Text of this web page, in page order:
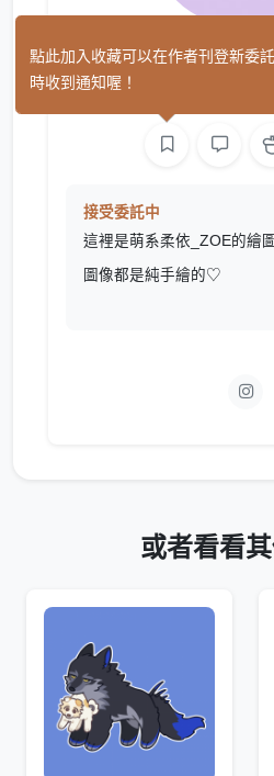
萌系柔依個
接受委託中
這裡是萌系柔依_ZOE的繪
圖像都是純手繪的♡
或者看看
點此加入收藏可以在作者刊登新委託
時收到通知喔！